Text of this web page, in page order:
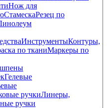
Нож для
СтамескаРезец по
ИнструментыКонтуры,
по тканиМаркеры по
Гелевые
ручкиЛинеры,
ручки